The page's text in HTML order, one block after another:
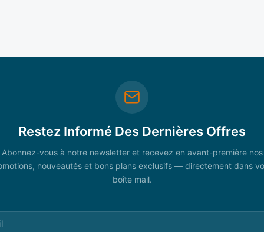
Restez Informé Des Dernières Offres
Abonnez-vous à notre newsletter et recevez en avant-première nos
nouveautés et bons plans exclusifs — directement dans
boîte mail.